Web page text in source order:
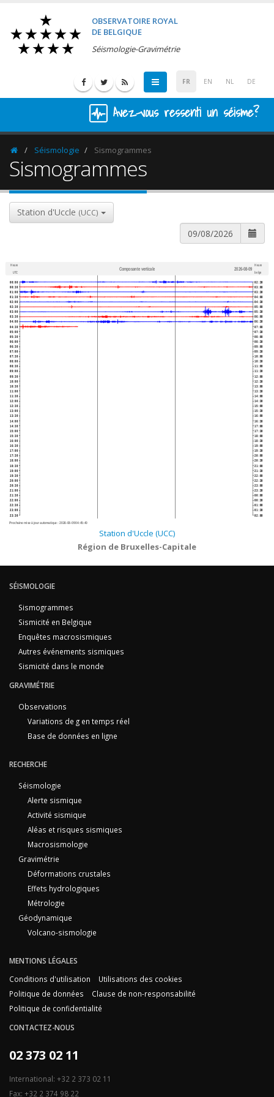
OBSERVATOIRE ROYAL
DE BELGIQUE
Séismologie-Gravimétrie
FR EN NL DE
Avez-vous ressenti un séisme?
HomepageSéismologie Sismogrammes
Sismogrammes
Station d'Uccle (UCC)
Heure
UTC
Composante verticale 2026-08-09
Heure
belge
00:00
00:30
01:00
01:30
02:00
02:30
03:00
03:30
04:00
04:30
05:00
05:30
06:00
06:30
07:00
07:30
08:00
08:30
09:00
09:30
10:00
10:30
11:00
11:30
12:00
12:30
13:00
13:30
14:00
14:30
15:00
15:30
16:00
16:30
17:00
17:30
18:00
18:30
19:00
19:30
20:00
20:30
21:00
21:30
22:00
22:30
23:00
23:30
02:30
03:00
03:30
04:00
04:30
05:00
05:30
06:00
06:30
07:00
07:30
08:00
08:30
09:00
09:30
10:00
10:30
11:00
11:30
12:00
12:30
13:00
13:30
14:00
14:30
15:00
15:30
16:00
16:30
17:00
17:30
18:00
18:30
19:00
19:30
20:00
20:30
21:00
21:30
22:00
22:30
23:00
23:30
00:00
00:30
01:00
01:30
02:00
Prochaine mise à jour automatique :2026-08-09 04:45:40
Station d'Uccle (UCC)
Région de Bruxelles-Capitale
SÉISMOLOGIE
Sismogrammes
Sismicité en Belgique
Enquêtes macrosismiques
Autres événements sismiques
Sismicité dans le monde
GRAVIMÉTRIE
Observations
Variations de g en temps réel
Base de données en ligne
RECHERCHE
Séismologie
Alerte sismique
Activité sismique
Aléas et risques sismiques
Macrosismologie
Gravimétrie
Déformations crustales
Effets hydrologiques
Métrologie
Géodynamique
Volcano-sismologie
MENTIONS LÉGALES
Conditions d'utilisation
Utilisations des cookies
Politique de données
Clause de non-responsabilité
Politique de confidentialité
CONTACTEZ-NOUS
02 373 02 11
International: +32 2 373 02 11
Fax: +32 2 374 98 22